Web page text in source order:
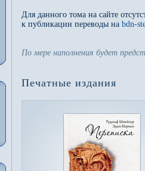
Для данного тома на сайте
к публикации переводы на bdn-
По мере наполнения будет
Печатные издания